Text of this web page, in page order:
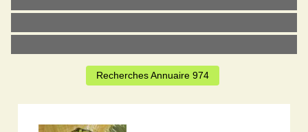
Recherches Annuaire 974